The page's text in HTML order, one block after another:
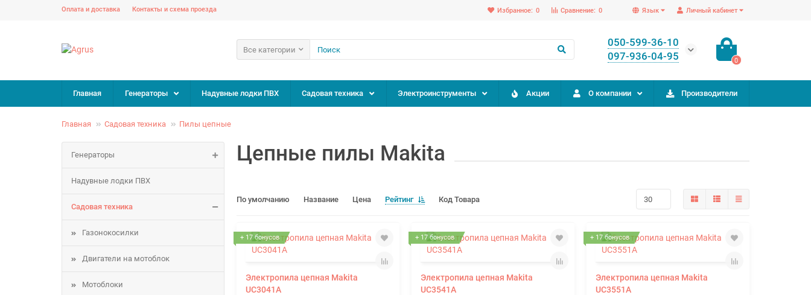
Личный кабинет
Язык
Сравнение: 0
Избранное: 0
Оплата и доставка Контакты и схема проезда
Все категории
050-599-36-10
097-936-04-95
0
Главная Генераторы Надувные лодки ПВХ Садовая техника Электроинструменты Акции О компании Производители
Главная Садовая техника Пилы цепные
Генераторы
Надувные лодки ПВХ
Садовая техника
Газонокосилки
Двигатели на мотоблок
Мотоблоки
Цепные пилы Makita
По умолчанию Название Цена Рейтинг Код Товара
+ 17 бонусов
Электропила цепная Makita
UC3041A
+ 17 бонусов
Электропила цепная Makita
UC3541A
+ 17 бонусов
Электропила цепная Makita
UC3551A